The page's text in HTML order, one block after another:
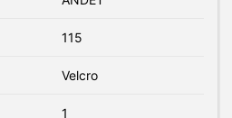
115
Velcro
1